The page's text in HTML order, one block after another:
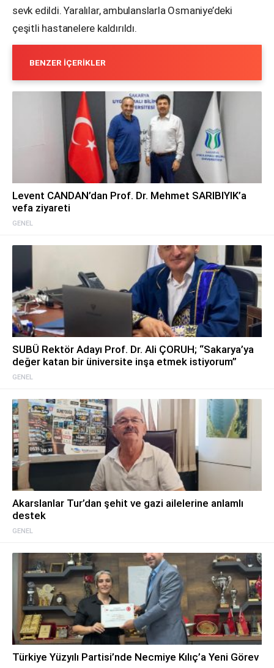
sevk edildi. Yaralılar, ambulanslarla Osmaniye’deki
çeşitli hastanelere kaldırıldı.
BENZER İÇERIKLER
GENEL
Levent CANDAN’dan Prof. Dr. Mehmet SARIBIYIK’a
vefa ziyareti
GENEL
SUBÜ Rektör Adayı Prof. Dr. Ali ÇORUH; “Sakarya’ya
değer katan bir üniversite inşa etmek istiyorum”
GENEL
Akarslanlar Tur’dan şehit ve gazi ailelerine anlamlı
destek
Türkiye Yüzyılı Partisi’nde Necmiye Kılıç’a Yeni Görev